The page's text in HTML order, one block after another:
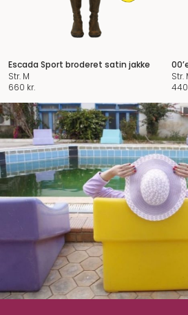
Escada Sport broderet satin jakke
Str. M
660 kr.
Str.
440